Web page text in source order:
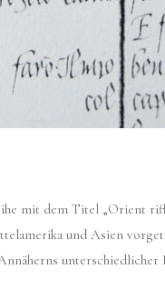
mit dem Titel „Orient
und Asien
unterschiedlicher